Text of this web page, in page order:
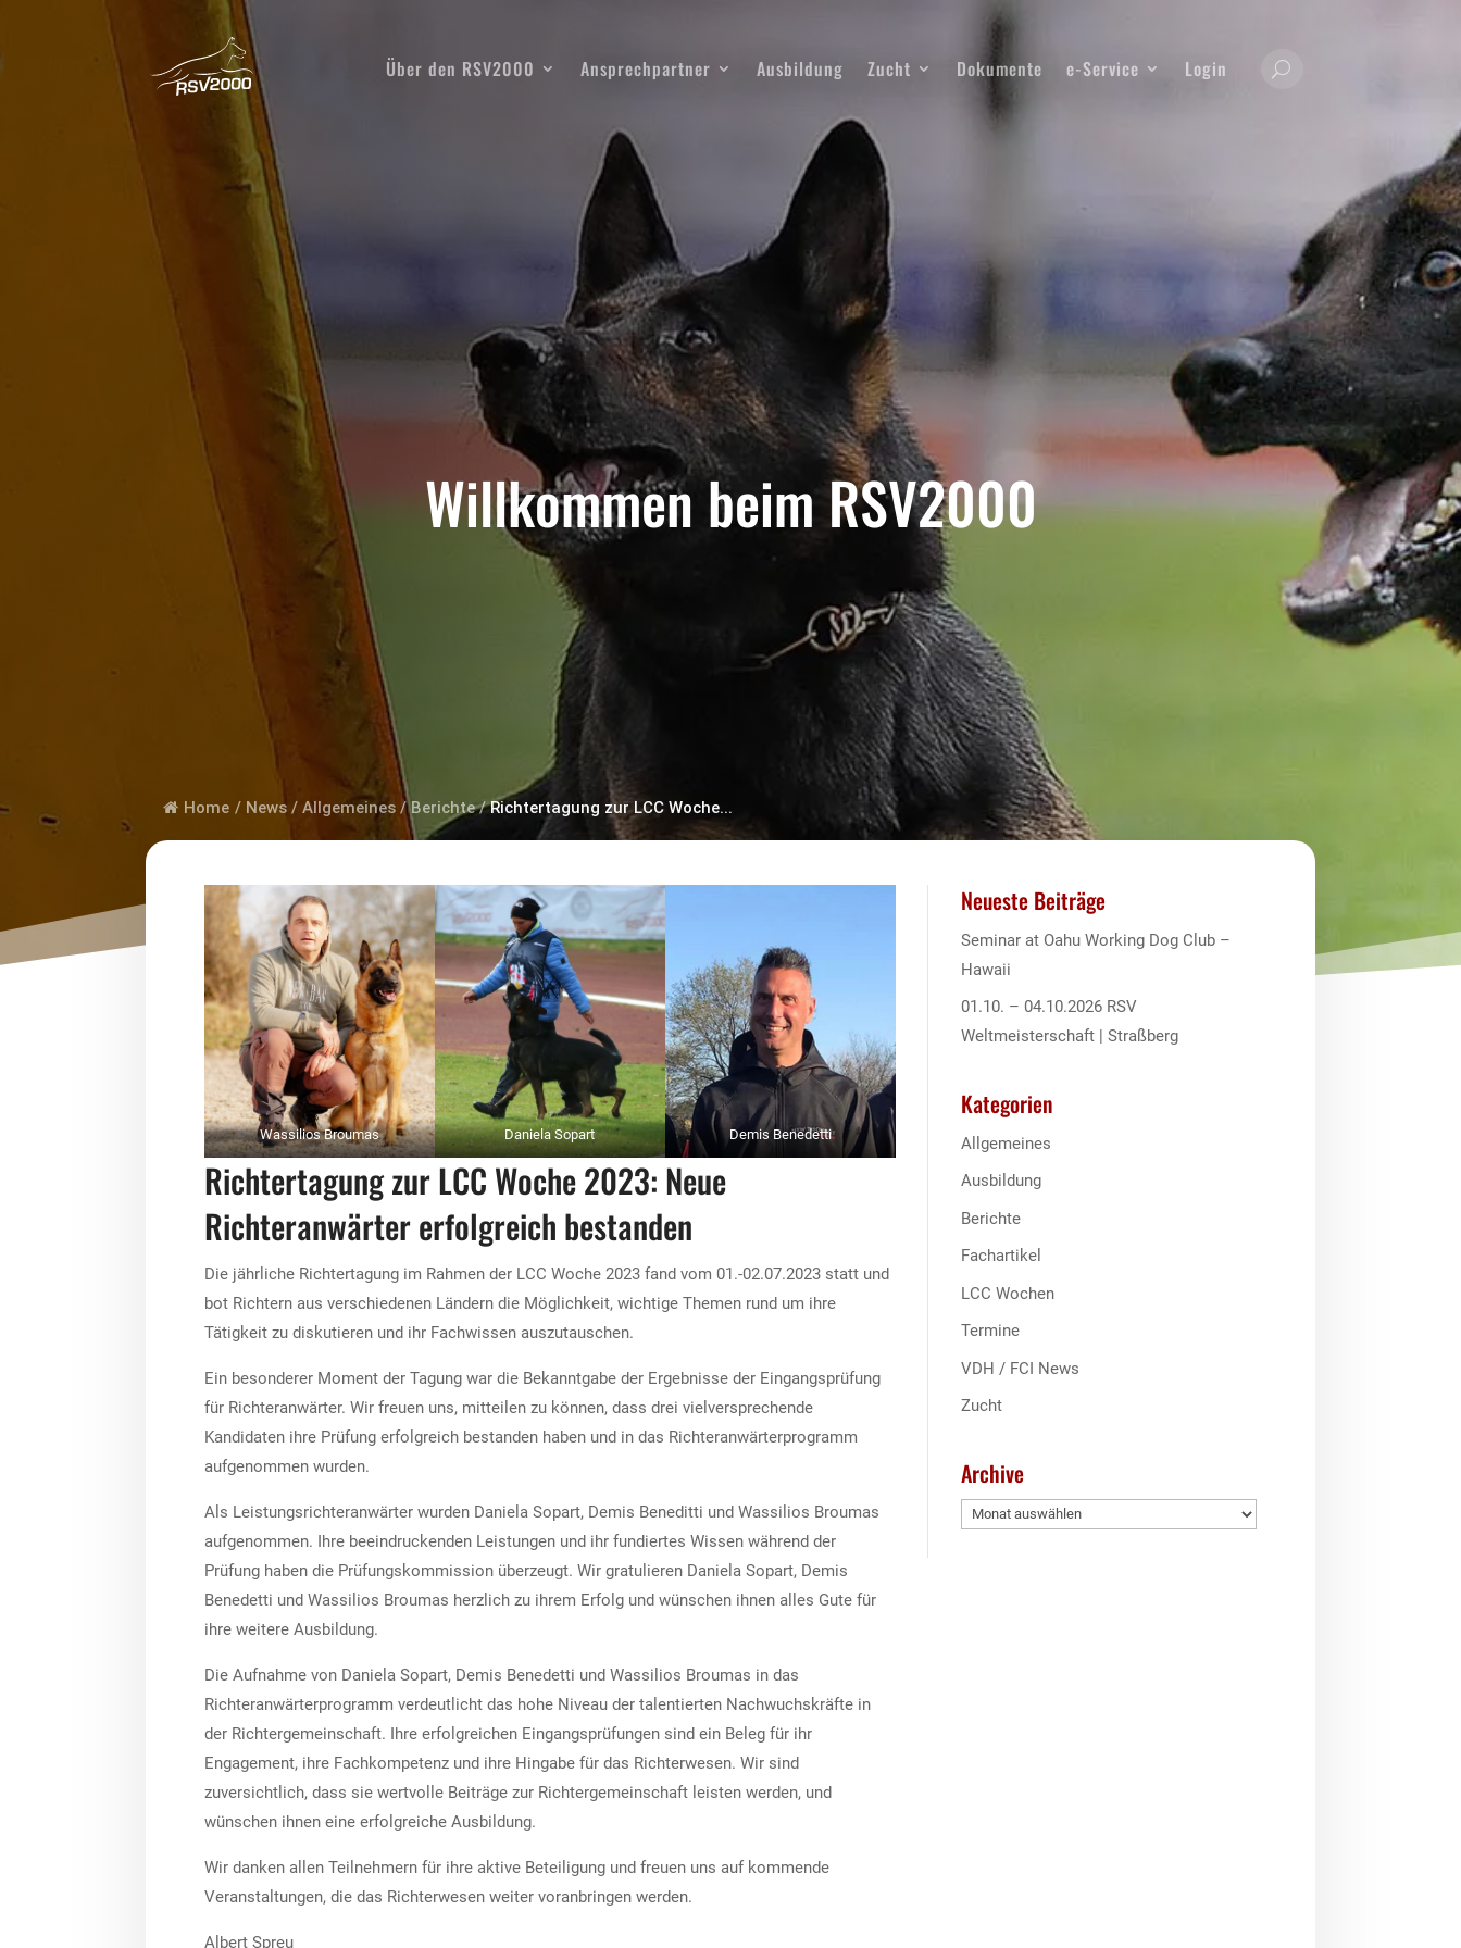
Über den RSV2000 Ansprechpartner Ausbildung Zucht Dokumente e-Service Login
Willkommen beim RSV2000
Home / News / Allgemeines / Berichte / Richtertagung zur LCC Woche...
Wassilios Broumas Daniela Sopart Demis Benedetti
Richtertagung zur LCC Woche 2023: Neue
Richteranwärter erfolgreich bestanden
Die jährliche Richtertagung im Rahmen der LCC Woche 2023 fand vom 01.-02.07.2023 statt und
bot Richtern aus verschiedenen Ländern die Möglichkeit, wichtige Themen rund um ihre
Tätigkeit zu diskutieren und ihr Fachwissen auszutauschen.
Ein besonderer Moment der Tagung war die Bekanntgabe der Ergebnisse der Eingangsprüfung
für Richteranwärter. Wir freuen uns, mitteilen zu können, dass drei vielversprechende
Kandidaten ihre Prüfung erfolgreich bestanden haben und in das Richteranwärterprogramm
aufgenommen wurden.
Als Leistungsrichteranwärter wurden Daniela Sopart, Demis Beneditti und Wassilios Broumas
aufgenommen. Ihre beeindruckenden Leistungen und ihr fundiertes Wissen während der
Prüfung haben die Prüfungskommission überzeugt. Wir gratulieren Daniela Sopart, Demis
Benedetti und Wassilios Broumas herzlich zu ihrem Erfolg und wünschen ihnen alles Gute für
ihre weitere Ausbildung.
Die Aufnahme von Daniela Sopart, Demis Benedetti und Wassilios Broumas in das
Richteranwärterprogramm verdeutlicht das hohe Niveau der talentierten Nachwuchskräfte in
der Richtergemeinschaft. Ihre erfolgreichen Eingangsprüfungen sind ein Beleg für ihr
Engagement, ihre Fachkompetenz und ihre Hingabe für das Richterwesen. Wir sind
zuversichtlich, dass sie wertvolle Beiträge zur Richtergemeinschaft leisten werden, und
wünschen ihnen eine erfolgreiche Ausbildung.
Wir danken allen Teilnehmern für ihre aktive Beteiligung und freuen uns auf kommende
Veranstaltungen, die das Richterwesen weiter voranbringen werden.
Albert Spreu
Neueste Beiträge
Seminar at Oahu Working Dog Club –
Hawaii
01.10. – 04.10.2026 RSV
Weltmeisterschaft | Straßberg
Kategorien
Allgemeines
Ausbildung
Berichte
Fachartikel
LCC Wochen
Termine
VDH / FCI News
Zucht
Archive
Archive